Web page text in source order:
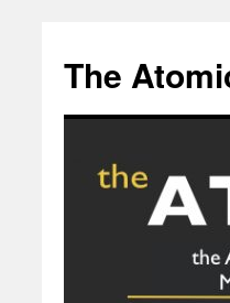
content
The